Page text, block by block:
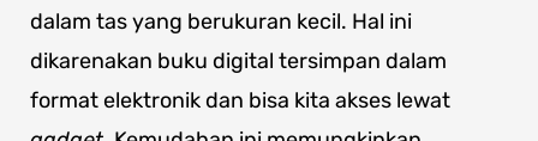
dalam tas yang berukuran kecil. Hal ini
dikarenakan buku digital tersimpan dalam
format elektronik dan bisa kita akses lewat